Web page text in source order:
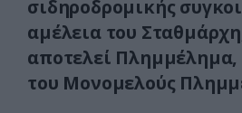
σιδηροδρομικής
αμέλεια του
αποτελεί Πλημμέλημα,
του Μονομελούς